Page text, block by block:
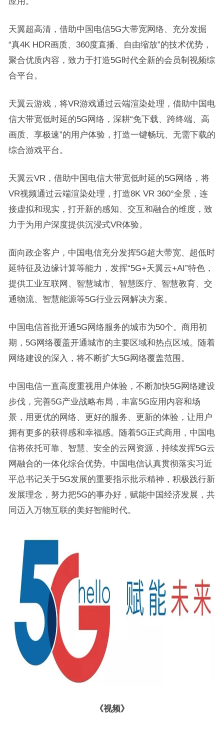
天翼超高清，借助中国电信5G大带宽网络、充分发掘
“真4K HDR画质、360度直播、自由缩放”的技术优势，
聚合优质内容，致力于打造5G时代全新的会员制视频综
合平台。
天翼云游戏，将VR游戏通过云端渲染处理，借助中国电
信大带宽低时延的5G网络，深耕“免下载、跨终端、高
画质、享极速”的用户体验，打造一键畅玩、无需下载的
综合游戏平台。
天翼云VR，借助中国电信大带宽低时延的5G网络，将
VR视频通过云端渲染处理，打造8K VR 360°全景，连
接虚拟和现实，打开新的感知、交互和融合的维度，致
力于为用户深度提供沉浸式VR体验。
面向政企客户，中国电信充分发挥5G超大带宽、超低时
延特征及边缘计算等能力，发挥“5G+天翼云+AI”特色，
提供工业互联网、智慧城市、智慧医疗、智慧教育、交
通物流、智慧能源等5G行业云网解决方案。
中国电信首批开通5G网络服务的城市为50个。商用初
期，5G网络覆盖开通城市的主要区域和热点区域。随着
网络建设的深入，将不断扩大5G网络覆盖范围。
中国电信一直高度重视用户体验，不断加快5G网络建设
步伐，完善5G产业战略布局，丰富5G应用内容和场
景，用更优的网络、更好的服务、更新的体验，让用户
拥有更多的获得感和幸福感。随着5G正式商用，中国电
信将依托可靠、智慧、安全的云网资源，持续发挥5G云
网融合的一体化综合优势。中国电信认真贯彻落实习近
平总书记关于5G发展的重要指示批示精神，积极践行新
发展理念，努力把5G的事办好，赋能中国经济发展，共
同迈入万物互联的美好智能时代。
《视频》